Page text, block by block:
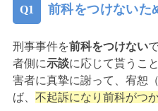
前科をつけないた
刑事事件を前科をつけない
者側に示談に応じて貰うこ
害者に真摯に謝って、宥恕
ば、 不起訴になり前科がつ